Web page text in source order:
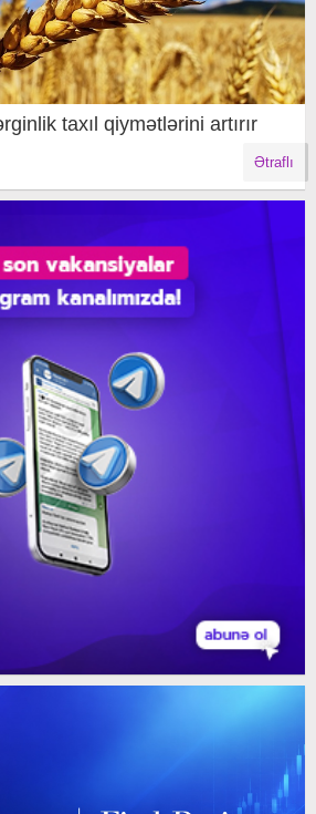
taxıl qiymətlərini artırır
Ətraflı